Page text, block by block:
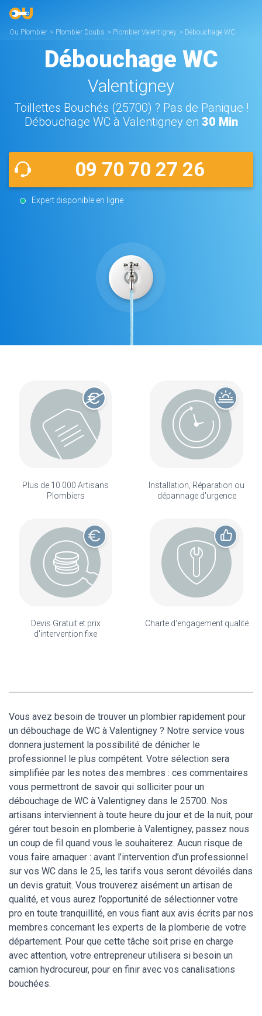
Ou Plombier > Plombier Doubs > Plombier Valentigney > Débouchage WC
Débouchage WC
Valentigney
Toillettes Bouchés (25700) ? Pas de Panique !
Débouchage WC à Valentigney en 30 Min
09 70 70 27 26
Expert disponible en ligne
Plus de 10 000 Artisans
Plombiers
Installation, Réparation ou
dépannage d'urgence
Devis Gratuit et prix
d'intervention fixe
Charte d'engagement qualité
Vous avez besoin de trouver un plombier rapidement pour
un débouchage de WC à Valentigney ? Notre service vous
donnera justement la possibilité de dénicher le
professionnel le plus compétent. Votre sélection sera
simplifiée par les notes des membres : ces commentaires
vous permettront de savoir qui solliciter pour un
débouchage de WC à Valentigney dans le 25700. Nos
artisans interviennent à toute heure du jour et de la nuit, pour
gérer tout besoin en plomberie à Valentigney, passez nous
un coup de fil quand vous le souhaiterez. Aucun risque de
vous faire arnaquer : avant l’intervention d’un professionnel
sur vos WC dans le 25, les tarifs vous seront dévoilés dans
un devis gratuit. Vous trouverez aisément un artisan de
qualité, et vous aurez l’opportunité de sélectionner votre
pro en toute tranquillité, en vous fiant aux avis écrits par nos
membres concernant les experts de la plomberie de votre
département. Pour que cette tâche soit prise en charge
avec attention, votre entrepreneur utilisera si besoin un
camion hydrocureur, pour en finir avec vos canalisations
bouchées.